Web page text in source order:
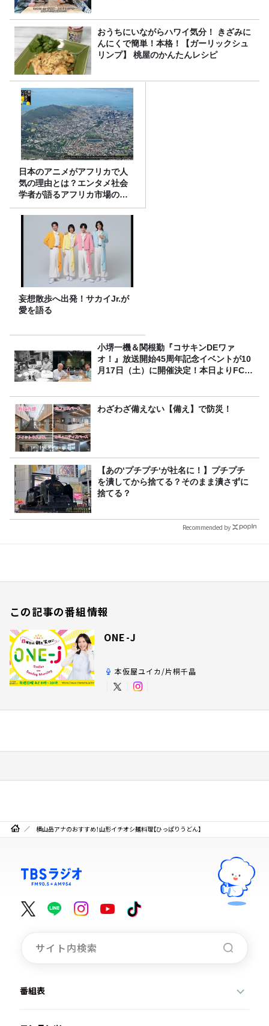
おうちにいながらハワイ気分！ きざみに
んにくで簡単！本格！【ガーリックシュ
リンプ】 桃屋のかんたんレシピ
日本のアニメがアフリカで人
気の理由とは？エンタメ社会
学者が語るアフリカ市場のリ
アル
妄想散歩へ出発！サカイJr.が
愛を語る
小堺一機＆関根勤『コサキンDEワァ
オ！』放送開始45周年記念イベントが10
月17日（土）に開催決定！本日よりFC先
わざわざ備えない【備え】で防災！
【あの‘プチプチ‘が社名に！】プチプチ
を潰してから捨てる？そのまま潰さずに
捨てる？
Recommended by
この記事の番組情報
ONE-J
本仮屋ユイカ/片桐千晶
横山岳アナのおすすめ！山形イチオシ麺料理【ひっぱりうどん】
番組表